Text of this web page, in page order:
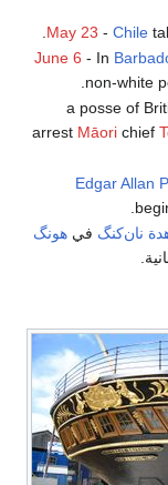
May 23 - Chile
June 6 - In
non-white
, a posse of
arrest Māorichief
Edgar Allan
نان‌كنگ فيهونگ